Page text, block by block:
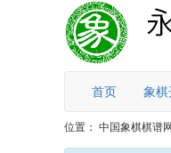
首页 象棋
位置： 中国象棋棋谱网